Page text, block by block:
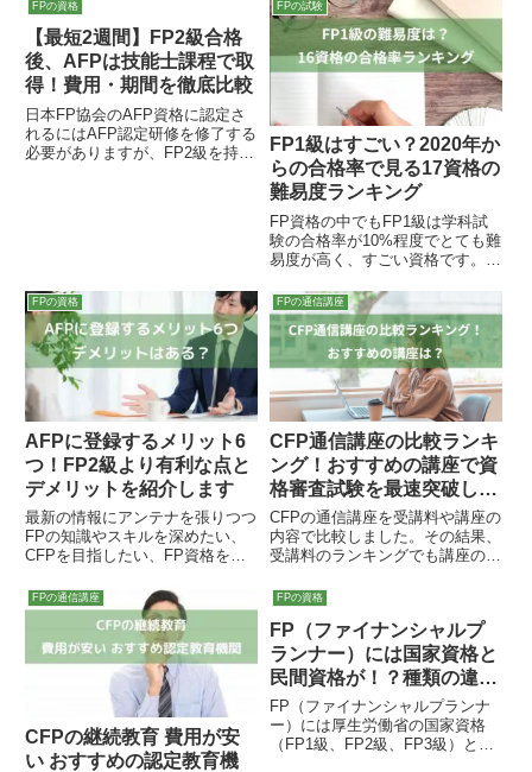
FPの資格
【最短2週間】FP2級合格
後、AFPは技能士課程で取
得！費用・期間を徹底比較
日本FP協会のAFP資格に認定さ
れるにはAFP認定研修を修了する
必要がありますが、FP2級を持っ
FPの試験
FP1級はすごい？2020年か
らの合格率で見る17資格の
難易度ランキング
FP資格の中でもFP1級は学科試
験の合格率が10%程度でとても難
易度が高く、すごい資格です。他
のか、2020年からのデータをも
とに合格率を算出しランキング形
式で16の資格で比較しました。
学科試験を受験する場合のFP1級
は中小企業診断士、社労士などに
次ぐ難関の資格です。
FPの資格
AFPに登録するメリット6
つ！FP2級より有利な点と
デメリットを紹介します
最新の情報にアンテナを張りつつ
FPの知識やスキルを深めたい、
CFPを目指したい、FP資格を本
の登録はメリットになります。具
体的には、最新の情報に触れてい
られる、FPとしての勉強を深め
る機会が多い、多くのFPと知り
合いになれる、副業を始めやすい
など主に6つです。
FPの通信講座
CFP通信講座の比較ランキ
ング！おすすめの講座で資
格審査試験を最速突破しよ
う
CFPの通信講座を受講料や講座の
内容で比較しました。その結果、
受講料のランキングでも講座の構
の通信講座が一番おすすめです。
する内容や目的が異なると思いま
す。この記事を参考にご自身でも
十分に検討して自分に合った通信
講座を見つけてください。
FPの通信講座
CFPの継続教育 費用が安
い おすすめの認定教育機
FPの資格
FP（ファイナンシャルプ
ランナー）には国家資格と
民間資格が！？種類の違い
は何？
FP（ファイナンシャルプランナ
ー）には厚生労働省の国家資格
（FP1級、FP2級、FP3級）と日